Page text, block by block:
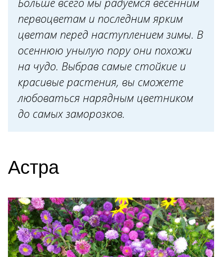
Гелениум
Георгина
Гортензия метельчатая
Золотарник
Канна
Капуста декоративная
Монтбреция
Рудбекия
Флоксы
Цинния
Хризантема
Больше всего мы радуемся весенним
первоцветам и последним ярким
цветам перед наступлением зимы. В
осеннюю унылую пору они похожи
на чудо. Выбрав самые стойкие и
красивые растения, вы сможете
любоваться нарядным цветником
до самых заморозков.
Астра